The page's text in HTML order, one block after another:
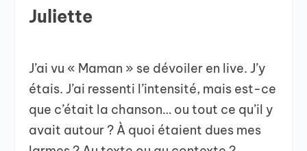
Juliette
J’ai vu « Maman » se dévoiler en live. J’y
étais. J’ai ressenti l’intensité, mais est-ce
que c’était la chanson… ou tout ce qu’il y
avait autour ? À quoi étaient dues mes